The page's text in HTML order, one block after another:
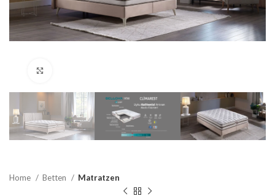
Home Betten Matratzen